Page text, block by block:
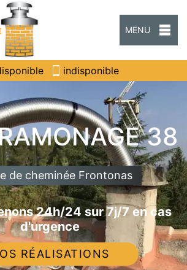
MENU
indisponible
38
de cheminée Frontonas
24h/24 sur 7j/7 en cas
d'urgence
RÉALISATIONS